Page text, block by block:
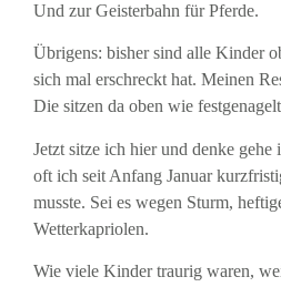
Und zur Geisterbahn für Pferde.
Übrigens: bisher sind alle Kinder
sich mal erschreckt hat. Meinen
Die sitzen da oben wie
Jetzt sitze ich hier und denke
oft ich seit Anfang Januar
musste. Sei es wegen Sturm,
Wetterkapriolen.
Wie viele Kinder traurig waren,